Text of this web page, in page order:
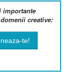
importante
creative: